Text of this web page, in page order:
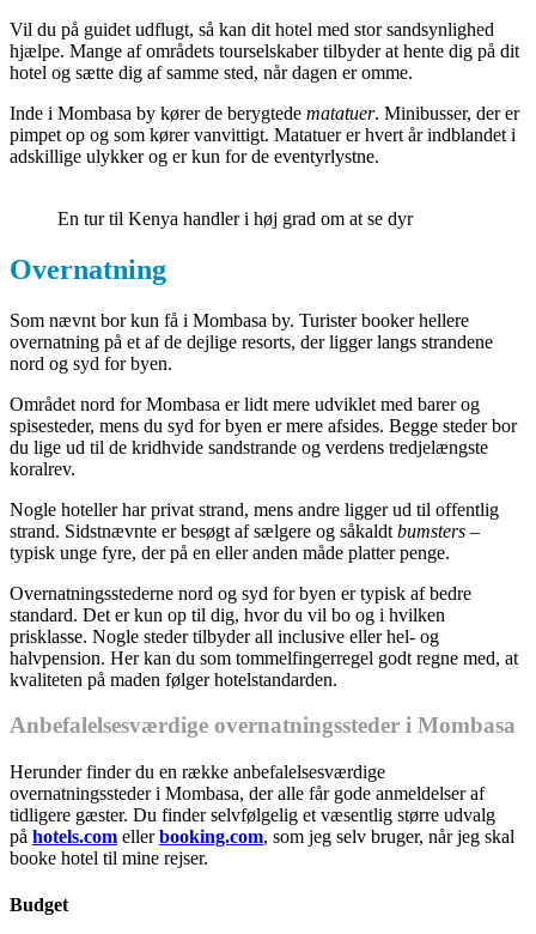
Vil du på guidet udflugt, så kan dit hotel med stor sandsynlighed
hjælpe. Mange af områdets tourselskaber tilbyder at hente dig på dit
hotel og sætte dig af samme sted, når dagen er omme.
Inde i Mombasa by kører de berygtede matatuer. Minibusser, der er
pimpet op og som kører vanvittigt. Matatuer er hvert år indblandet i
adskillige ulykker og er kun for de eventyrlystne.
En tur til Kenya handler i høj grad om at se dyr
Overnatning
Som nævnt bor kun få i Mombasa by. Turister booker hellere
overnatning på et af de dejlige resorts, der ligger langs strandene
nord og syd for byen.
Området nord for Mombasa er lidt mere udviklet med barer og
spisesteder, mens du syd for byen er mere afsides. Begge steder bor
du lige ud til de kridhvide sandstrande og verdens tredjelængste
koralrev.
Nogle hoteller har privat strand, mens andre ligger ud til offentlig
strand. Sidstnævnte er besøgt af sælgere og såkaldt bumsters –
typisk unge fyre, der på en eller anden måde platter penge.
Overnatningsstederne nord og syd for byen er typisk af bedre
standard. Det er kun op til dig, hvor du vil bo og i hvilken
prisklasse. Nogle steder tilbyder all inclusive eller hel- og
halvpension. Her kan du som tommelfingerregel godt regne med, at
kvaliteten på maden følger hotelstandarden.
Anbefalelsesværdige overnatningssteder i Mombasa
Herunder finder du en række anbefalelsesværdige
overnatningssteder i Mombasa, der alle får gode anmeldelser af
tidligere gæster. Du finder selvfølgelig et væsentlig større udvalg
på hotels.com ellerbooking.com, som jeg selv bruger, når jeg skal
booke hotel til mine rejser.
Budget